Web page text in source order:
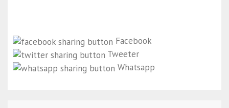
Facebook
Tweeter
Whatsapp